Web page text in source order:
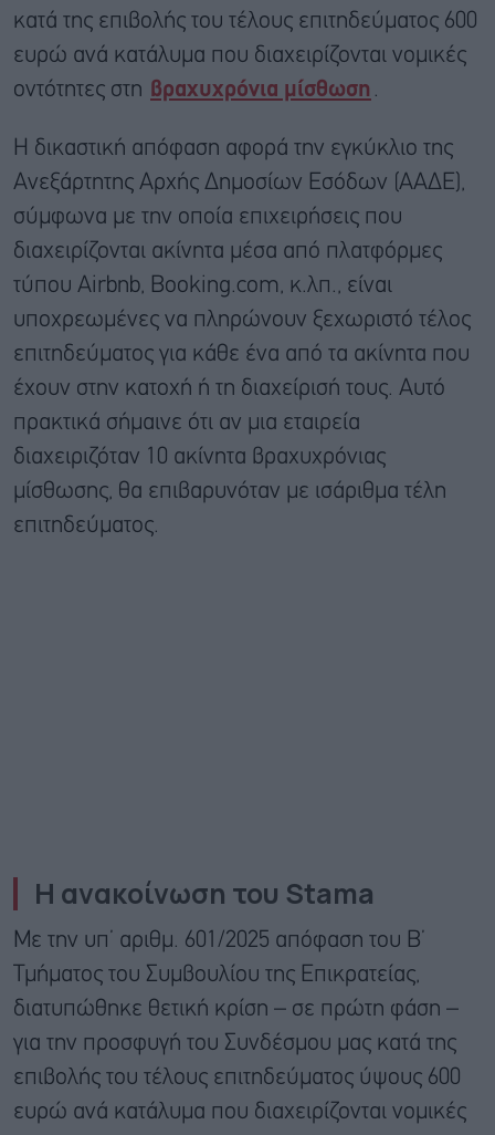
κατά της επιβολής του τέλους επιτηδεύματος 600
ευρώ ανά κατάλυμα που διαχειρίζονται νομικές
οντότητες στη
βραχυχρόνια μίσθωση .
Η δικαστική απόφαση αφορά την εγκύκλιο της
Ανεξάρτητης Αρχής Δημοσίων Εσόδων (ΑΑΔΕ),
σύμφωνα με την οποία επιχειρήσεις που
διαχειρίζονται ακίνητα μέσα από πλατφόρμες
τύπου Airbnb, Booking.com, κ.λπ., είναι
υποχρεωμένες να πληρώνουν ξεχωριστό τέλος
επιτηδεύματος για κάθε ένα από τα ακίνητα που
έχουν στην κατοχή ή τη διαχείρισή τους. Αυτό
πρακτικά σήμαινε ότι αν μια εταιρεία
διαχειριζόταν 10 ακίνητα βραχυχρόνιας
μίσθωσης, θα επιβαρυνόταν με ισάριθμα τέλη
επιτηδεύματος.
Η ανακοίνωση του Stama
Με την υπ’ αριθμ. 601/2025 απόφαση του Β’
Τμήματος του Συμβουλίου της Επικρατείας,
διατυπώθηκε θετική κρίση – σε πρώτη φάση –
για την προσφυγή του Συνδέσμου μας κατά της
επιβολής του τέλους επιτηδεύματος ύψους 600
ευρώ ανά κατάλυμα που διαχειρίζονται νομικές